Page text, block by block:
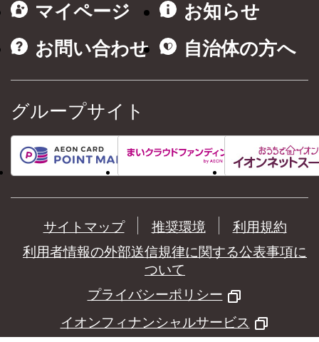
マイページ
お知らせ
お問い合わせ
自治体の方へ
グループサイト
サイトマップ 推奨環境
利用規約
利用者情報の外部送信規律に関する公表事項に
ついて
プライバシーポリシー
イオンフィナンシャルサービス